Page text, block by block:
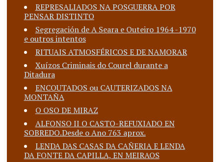
REPRESALIADOS NA POSGUERRA POR
PENSAR DISTINTO
Segregación de A Seara e Outeiro 1964 -1970
e outros intentos
RITUAIS ATMOSFÉRICOS E DE NAMORAR
Xuízos Criminais do Courel durante a
Ditadura
ENCOUTADOS ou CAUTERIZADOS NA
MONTAÑA
O OSO DE MIRAZ
ALFONSO II O CASTO-REFUXIADO EN
SOBREDO.Desde o Ano 763 aprox.
LENDA DAS CASAS DA CAÑERIA E LENDA
DA FONTE DA CAPILLA, EN MEIRAOS